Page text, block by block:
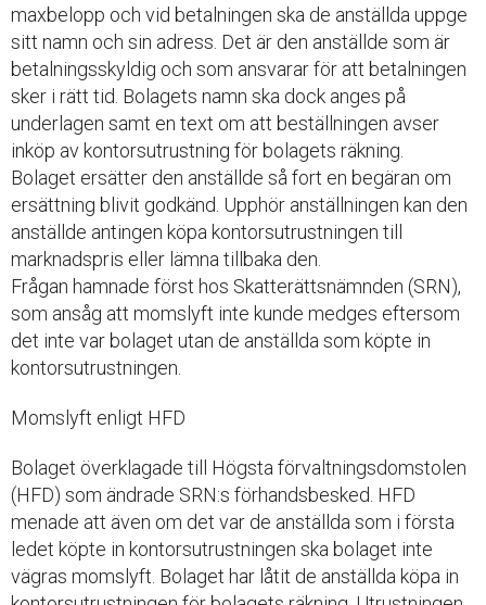
maxbelopp och vid betalningen ska de anställda uppge
sitt namn och sin adress. Det är den anställde som är
betalningsskyldig och som ansvarar för att betalningen
sker i rätt tid. Bolagets namn ska dock anges på
underlagen samt en text om att beställningen avser
inköp av kontorsutrustning för bolagets räkning.
Bolaget ersätter den anställde så fort en begäran om
ersättning blivit godkänd. Upphör anställningen kan den
anställde antingen köpa kontorsutrustningen till
marknadspris eller lämna tillbaka den.
Frågan hamnade först hos Skatterättsnämnden (SRN),
som ansåg att momslyft inte kunde medges eftersom
det inte var bolaget utan de anställda som köpte in
kontorsutrustningen.
Momslyft enligt HFD
Bolaget överklagade till Högsta förvaltningsdomstolen
(HFD) som ändrade SRN:s förhandsbesked. HFD
menade att även om det var de anställda som i första
ledet köpte in kontorsutrustningen ska bolaget inte
vägras momslyft. Bolaget har låtit de anställda köpa in